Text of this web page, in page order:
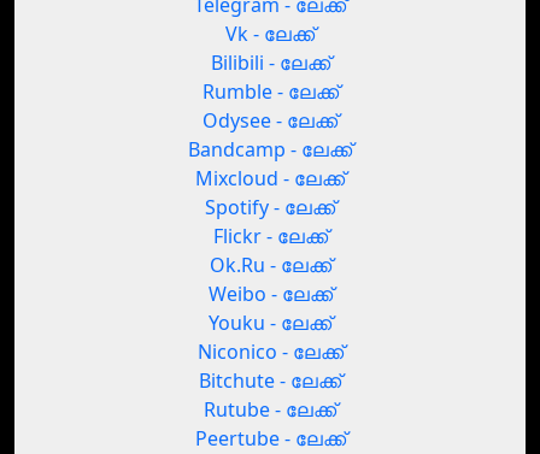
Vk - ലേക്ക്
Bilibili - ലേക്ക്
Rumble - ലേക്ക്
Odysee - ലേക്ക്
Bandcamp - ലേക്ക്
Mixcloud - ലേക്ക്
Spotify - ലേക്ക്
Flickr - ലേക്ക്
Ok.Ru - ലേക്ക്
Weibo - ലേക്ക്
Youku - ലേക്ക്
Niconico - ലേക്ക്
Bitchute - ലേക്ക്
Rutube - ലേക്ക്
Peertube - ലേക്ക്